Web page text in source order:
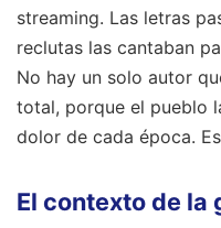
streaming. Las letras
reclutas las cantaban
No hay un solo autor
total, porque el pueblo
dolor de cada época.
El contexto de la